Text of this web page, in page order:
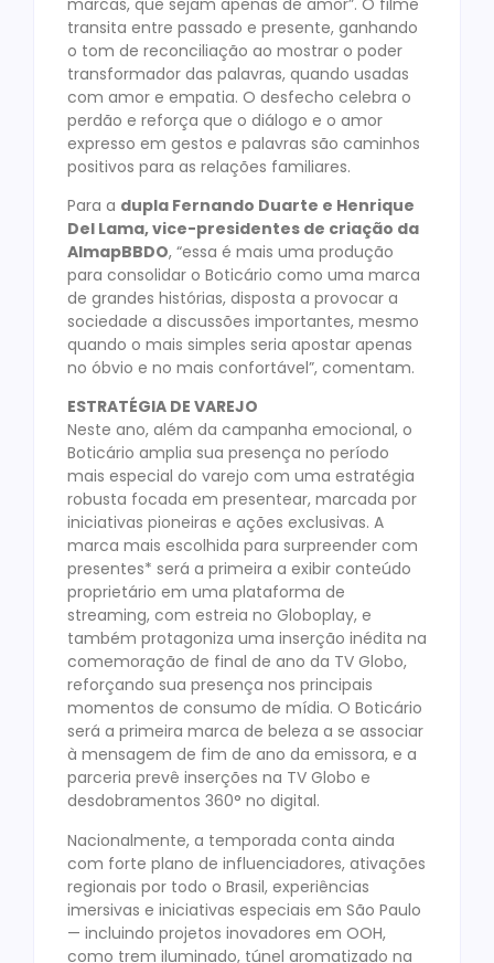
transita entre passado e presente, ganhando
o tom de reconciliação ao mostrar o poder
transformador das palavras, quando usadas
com amor e empatia. O desfecho celebra o
perdão e reforça que o diálogo e o amor
expresso em gestos e palavras são caminhos
positivos para as relações familiares.
Para a dupla Fernando Duarte e Henrique
Del Lama, vice-presidentes de criação da
AlmapBBDO, “essa é mais uma produção
para consolidar o Boticário como uma marca
de grandes histórias, disposta a provocar a
sociedade a discussões importantes, mesmo
quando o mais simples seria apostar apenas
no óbvio e no mais confortável”, comentam.
ESTRATÉGIA DE VAREJO
Neste ano, além da campanha emocional, o
Boticário amplia sua presença no período
mais especial do varejo com uma estratégia
robusta focada em presentear, marcada por
iniciativas pioneiras e ações exclusivas. A
marca mais escolhida para surpreender com
presentes* será a primeira a exibir conteúdo
proprietário em uma plataforma de
streaming, com estreia no Globoplay, e
também protagoniza uma inserção inédita na
comemoração de final de ano da TV Globo,
reforçando sua presença nos principais
momentos de consumo de mídia. O Boticário
será a primeira marca de beleza a se associar
à mensagem de fim de ano da emissora, e a
parceria prevê inserções na TV Globo e
desdobramentos 360° no digital.
Nacionalmente, a temporada conta ainda
com forte plano de influenciadores, ativações
regionais por todo o Brasil, experiências
imersivas e iniciativas especiais em São Paulo
— incluindo projetos inovadores em OOH,
como trem iluminado, túnel aromatizado na